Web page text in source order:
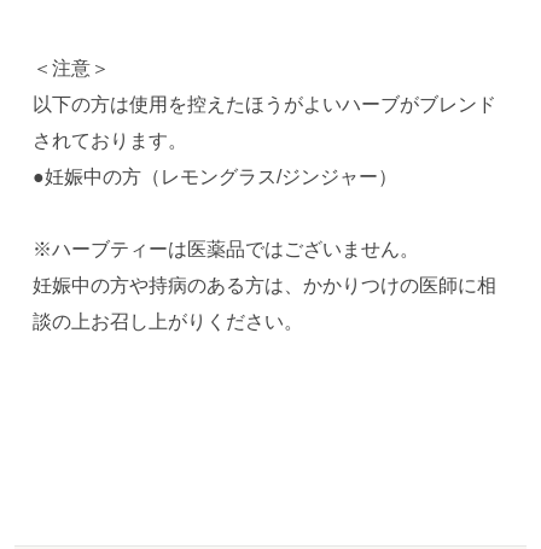
＜注意＞
以下の方は使用を控えたほうがよいハーブがブレンド
されております。
●妊娠中の方（レモングラス/ジンジャー）
※ハーブティーは医薬品ではございません。
妊娠中の方や持病のある方は、かかりつけの医師に相
談の上お召し上がりください。